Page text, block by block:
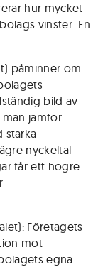
hur mycket
vinster. En
påminner om
bild av
man jämför
starka
nyckeltal
får ett högre
Företagets
mot
egna